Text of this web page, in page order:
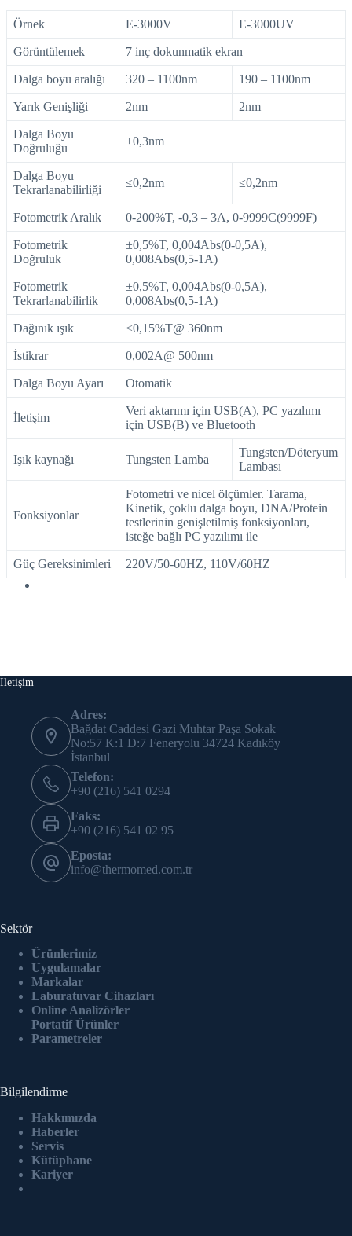
Örnek E-3000V E-3000UV
Görüntülemek 7 inç dokunmatik ekran
Dalga boyu aralığı 320 – 1100nm 190 – 1100nm
Yarık Genişliği 2nm 2nm
Dalga Boyu
Doğruluğu
±0,3nm
Dalga Boyu
Tekrarlanabilirliği
≤0,2nm ≤0,2nm
Fotometrik Aralık 0-200%T, -0,3 – 3A, 0-9999C(9999F)
Fotometrik
Doğruluk
±0,5%T, 0,004Abs(0-0,5A),
0,008Abs(0,5-1A)
Fotometrik
Tekrarlanabilirlik
±0,5%T, 0,004Abs(0-0,5A),
0,008Abs(0,5-1A)
Dağınık ışık ≤0,15%T@ 360nm
İstikrar 0,002A@ 500nm
Dalga Boyu Ayarı Otomatik
İletişim
Veri aktarımı için USB(A), PC yazılımı
için USB(B) ve Bluetooth
Işık kaynağı Tungsten Lamba
Tungsten/Döteryum
Lambası
Fonksiyonlar
Fotometri ve nicel ölçümler. Tarama,
Kinetik, çoklu dalga boyu, DNA/Protein
testlerinin genişletilmiş fonksiyonları,
isteğe bağlı PC yazılımı ile
Güç Gereksinimleri 220V/50-60HZ, 110V/60HZ
İletişim
Adres:
Bağdat Caddesi Gazi Muhtar Paşa Sokak
No:57 K:1 D:7 Feneryolu 34724 Kadıköy
İstanbul
Telefon:
+90 (216) 541 0294
Faks:
+90 (216) 541 02 95
Eposta:
info@thermomed.com.tr
Sektör
Ürünlerimiz
Uygulamalar
Markalar
Laburatuvar Cihazları
Online Analizörler
Portatif Ürünler
Parametreler
Bilgilendirme
Hakkımızda
Haberler
Servis
Kütüphane
Kariyer